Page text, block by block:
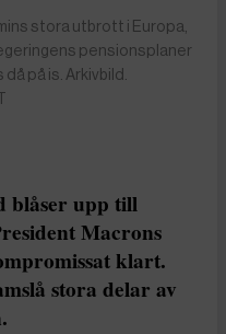
stora utbrott i Europa,
pensionsplaner
på is. Arkivbild.
blåser upp till
Macrons
klart.
stora delar av